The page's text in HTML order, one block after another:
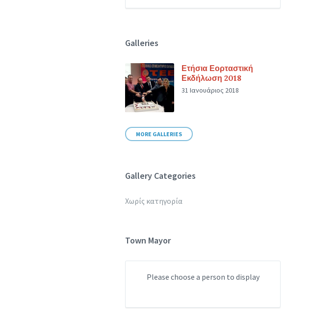
Galleries
Ετήσια Εορταστική
Εκδήλωση 2018
31 Ιανουάριος 2018
MORE GALLERIES
Gallery Categories
Χωρίς κατηγορία
Town Mayor
Please choose a person to display